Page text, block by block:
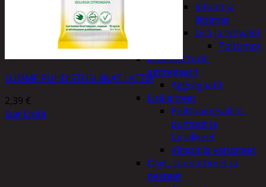
Johdot ja
liittimet
Lisä ja työvalot
Polttimot
Irtomoottorit,
aggregaatit
Aggregaatit
Lisälaitteet
Polttoainesäiliöt,
pumput ja
tarvikkeet
Vinssit ja varusteet
Öljyt, suodattimet ja
nesteet
LUMME PUHDISTUSLIINAT LATTIA
2,39 €
Lue Lisää